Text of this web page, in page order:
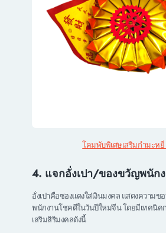
โคมพับพิเศษเสริมกำมะหยี่
4. แจกอั่งเปา/ของขวัญพนัก
อั่งเปาคือซองแดงใส่เงินมงคล แสดงความ
พนักงานโชคดีในวันปีใหม่จีน โดยมีเทคนิค
เสริมสิริมงคลดังนี้